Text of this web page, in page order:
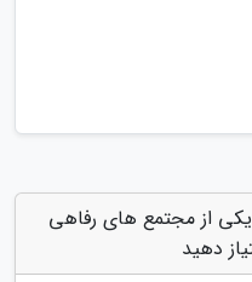
از مجتمع های رفاهی
دهید